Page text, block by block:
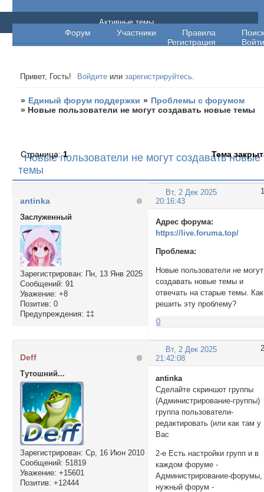
Единый форум поддержки
Форум Участники Правила
Поиск
Регистрация
Войти
Активные темы
Привет, Гость! Войдите илизарегистрируйтесь.
» Единый форум поддержки » Проблемы с форумом
» Новые пользователи не могут создавать новые темы
Новые пользователи не могут создавать новые
темы
Страница:1 Тема
1
Вт, 2 Дек 2025
20:16:43
antinka
Заслуженный
Зарегистрирован: Пн, 13 Янв 2025
Сообщений: 91
Уважение: +8
Позитив: 0
Предупреждения: ‡‡
Адрес форума:
https://live.foruma.top/
Проблема:
Новые пользователи не могут
создавать новые темы и
отвечать на старые темы. Как
решить эту проблему?
0
2
Вт, 2 Дек 2025
21:42:08
Deff
Тутошний...
Зарегистрирован: Ср, 16 Июн 2010
Сообщений: 51819
Уважение: +15601
Позитив: +12444
antinka
Сделайте скриншот группы
(Администрирование-группы)
группа пользователи-
редактировать (или как там у
Вас
2-е Есть настройки групп и в
каждом форуме -
Администрирование-форумы,
нужный форум -